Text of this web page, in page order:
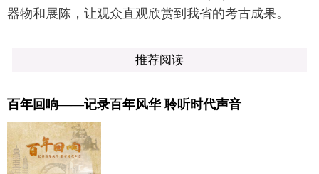
器物和展陈，让观众直观欣赏到我省的考古成果。
推荐阅读
百年回响——记录百年风华 聆听时代声音